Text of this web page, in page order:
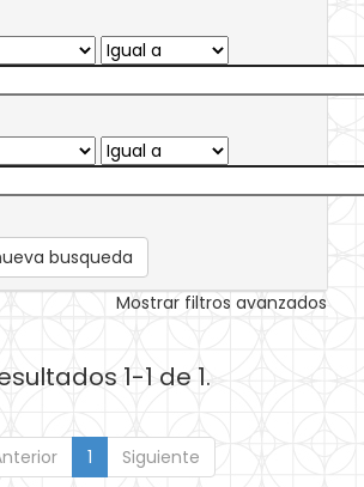
busqueda
Mostrar filtros avanzados
1-1 de 1.
1 Siguiente